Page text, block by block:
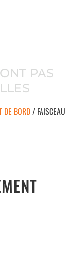
PAS
DE BORD/ FAISCEAU